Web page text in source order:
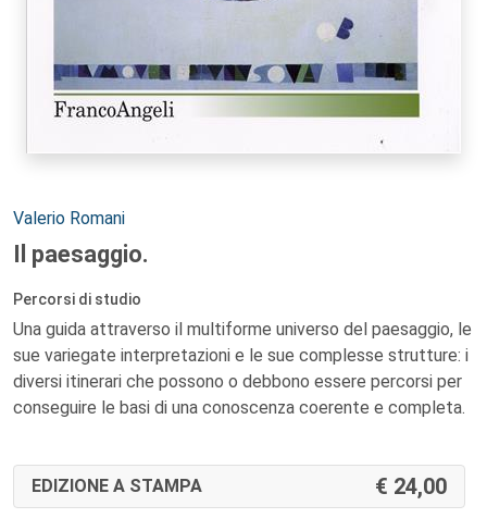
Autori:
Valerio Romani
Il paesaggio.
Percorsi di studio
Una guida attraverso il multiforme universo del paesaggio, le
sue variegate interpretazioni e le sue complesse strutture: i
diversi itinerari che possono o debbono essere percorsi per
conseguire le basi di una conoscenza coerente e completa.
EDIZIONE A STAMPA 24,00